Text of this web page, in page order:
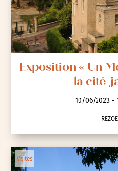
Exposition « Un
la cité-
10/06/2023 -
Visites